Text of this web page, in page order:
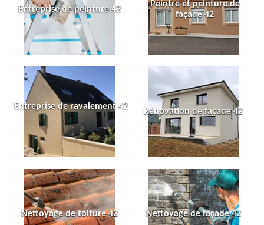
Entreprise de peinture 42
Peintre et peinture de
façade 42
Entreprise de ravalement 42
Rénovation de façade 42
Nettoyage de toiture 42 Nettoyage de façade 42